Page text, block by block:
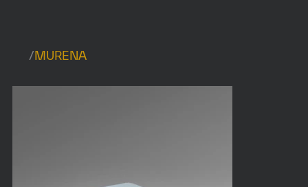
/ MURENA